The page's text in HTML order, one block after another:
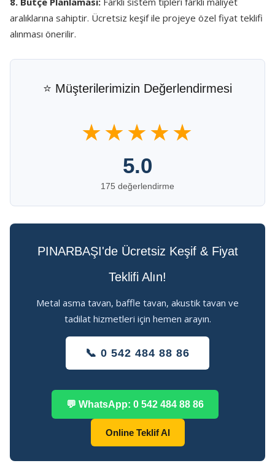
aralıklarına sahiptir. Ücretsiz keşif ile projeye özel fiyat teklifi
alınması önerilir.
⭐ Müşterilerimizin Değerlendirmesi
★★★★★
5.0
175 değerlendirme
PINARBAŞI'de Ücretsiz Keşif & Fiyat
Teklifi Alın!
Metal asma tavan, baffle tavan, akustik tavan ve
tadilat hizmetleri için hemen arayın.
📞 0 542 484 88 86
💬 WhatsApp: 0 542 484 88 86
Online Teklif Al